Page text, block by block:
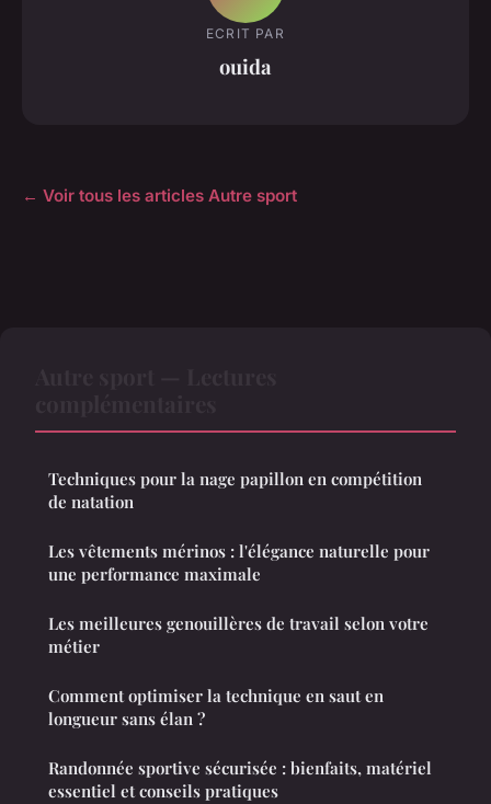
ECRIT PAR
ouida
← Voir tous les articles Autre sport
Techniques pour la nage papillon en compétition
de natation
Les vêtements mérinos : l'élégance naturelle pour
une performance maximale
Les meilleures genouillères de travail selon votre
métier
Comment optimiser la technique en saut en
longueur sans élan ?
Randonnée sportive sécurisée : bienfaits, matériel
essentiel et conseils pratiques